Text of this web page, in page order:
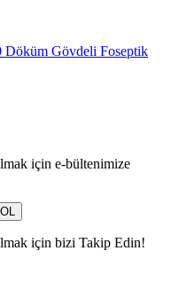
Gövdeli Foseptik
için e-bültenimize
için bizi Takip Edin!